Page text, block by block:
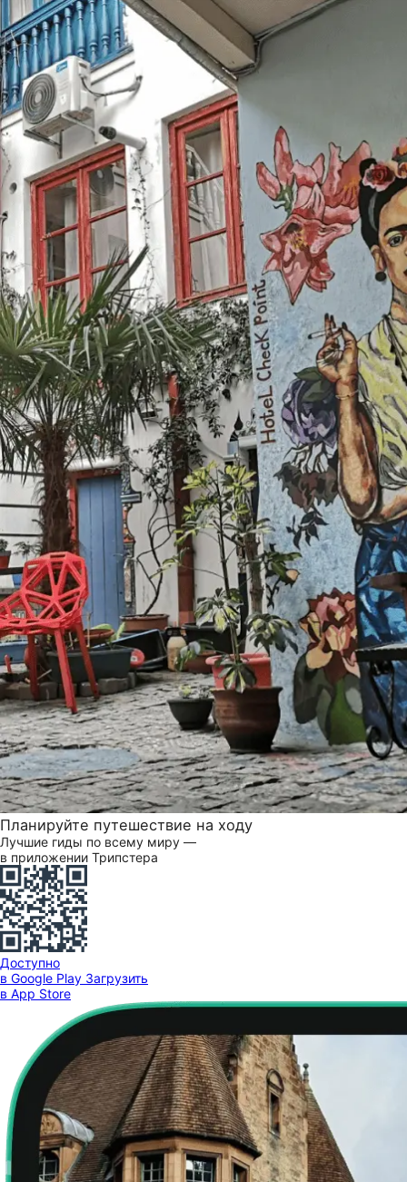
Планируйте путешествие на ходу
Лучшие гиды по всему миру —
в приложении Трипстера
Доступно
в Google Play Загрузить
в App Store